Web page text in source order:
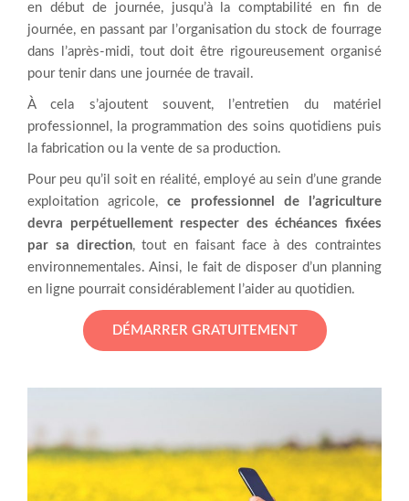
en début de journée, jusqu’à la comptabilité en fin de
journée, en passant par l’organisation du stock de fourrage
dans l’après-midi, tout doit être rigoureusement organisé
pour tenir dans une journée de travail.
À cela s’ajoutent souvent, l’entretien du matériel
professionnel, la programmation des soins quotidiens puis
la fabrication ou la vente de sa production.
Pour peu qu’il soit en réalité, employé au sein d’une grande
exploitation agricole,ce professionnel de l’agriculture
devra perpétuellement respecter des échéances fixées
par sa direction, tout en faisant face à des contraintes
environnementales. Ainsi, le fait de disposer d’un planning
en ligne pourrait considérablement l’aider au quotidien.
DÉMARRER GRATUITEMENT